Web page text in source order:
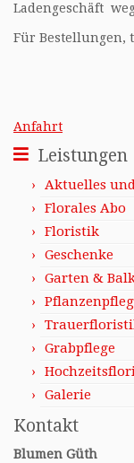
Ladengeschäft
Für Bestellungen,
Anfahrt
Leistungen
Aktuelles
Florales Abo
Floristik
Geschenke
Garten &
Grabpflege
Galerie
Kontakt
Blumen Güth